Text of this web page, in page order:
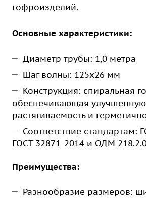
гофроизделий.
Основные характеристики:
Диаметр трубы: 1,0 метра
Шаг волны: 125х26 мм
Конструкция: спиральная
обеспечивающая улучшенную
растягиваемость и
Соответствие стандартам:
ГОСТ 32871-2014 и ОДМ
Преимущества:
Разнообразие размеров: